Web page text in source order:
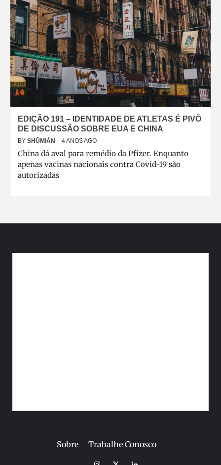
EDIÇÃO 191 – IDENTIDADE DE ATLETAS É PIVÔ
DE DISCUSSÃO SOBRE EUA E CHINA
BY SHŪMIÀN 4 ANOS AGO
China dá aval para remédio da Pfizer. Enquanto
apenas vacinas nacionais contra Covid-19 são
autorizadas
Sobre Trabalhe Conosco